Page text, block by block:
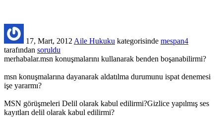
17, Mart, 2012 Aile Hukuku kategorisinde mespan4
tarafından soruldu
merhabalar.msn konuşmalarını kullanarak benden boşanabilirmi?
msn konuşmalarına dayanarak aldatılma durumunu ispat denemesi
işe yararmı?
MSN görüşmeleri Delil olarak kabul edilirmi?Gizlice yapılmış ses
kayıtları delil olarak kabul edilirmi?